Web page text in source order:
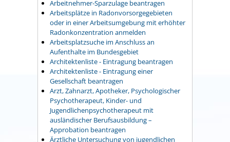
Arbeitnehmer-Sparzulage beantragen
Arbeitsplätze in Radonvorsorgegebieten
oder in einer Arbeitsumgebung mit erhöhter
Radonkonzentration anmelden
Arbeitsplatzsuche im Anschluss an
Aufenthalte im Bundesgebiet
Architektenliste - Eintragung beantragen
Architektenliste - Eintragung einer
Gesellschaft beantragen
Arzt, Zahnarzt, Apotheker, Psychologischer
Psychotherapeut, Kinder- und
Jugendlichenpsychotherapeut mit
ausländischer Berufsausbildung –
Approbation beantragen
Ärztliche Untersuchung von jugendlichen